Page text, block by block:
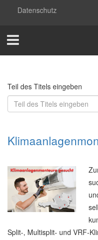
Datenschutz
Teil des Titels eingeben
Split-, Multisplit- und VRF-